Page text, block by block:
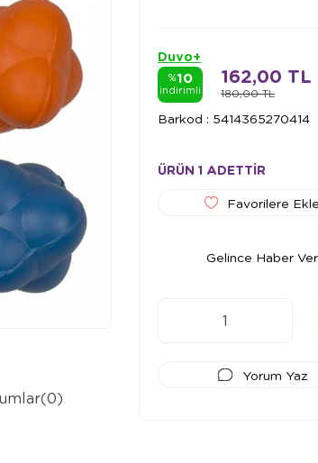
Duvo+
%10
indirimli 180,00 TL
162,00 TL
Barkod : 5414365270414
ÜRÜN 1 ADETTİR
Favorilere Ekle
Gelince Haber Ver
Yorum Yaz
(0)